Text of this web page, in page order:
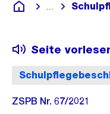
Deutsch
Blende alle
Seite
ZSPB Nr. 67/2021